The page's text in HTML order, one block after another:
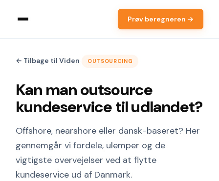
Prøv beregneren →
← Tilbage til Viden OUTSOURCING
Kan man outsource
kundeservice til udlandet?
Offshore, nearshore eller dansk-baseret? Her
gennemgår vi fordele, ulemper og de
vigtigste overvejelser ved at flytte
kundeservice ud af Danmark.